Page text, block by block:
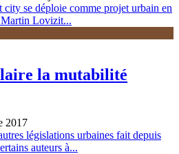
city se déploie comme projet urbain en
Lovizit...
la mutabilité
2017
législations urbaines fait depuis
auteurs à...